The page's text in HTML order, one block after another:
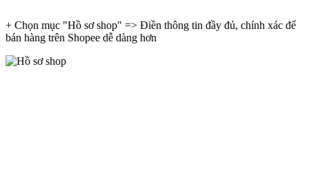
+ Chọn mục "Hồ sơ shop" => Điền thông tin đầy đủ, chính xác để
bán hàng trên Shopee dễ dàng hơn